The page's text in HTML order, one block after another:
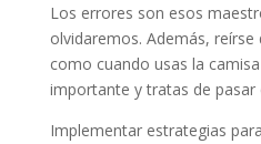
Los errores son esos
olvidaremos. Además,
como cuando usas la
importante y tratas de pasar
Implementar estrategias